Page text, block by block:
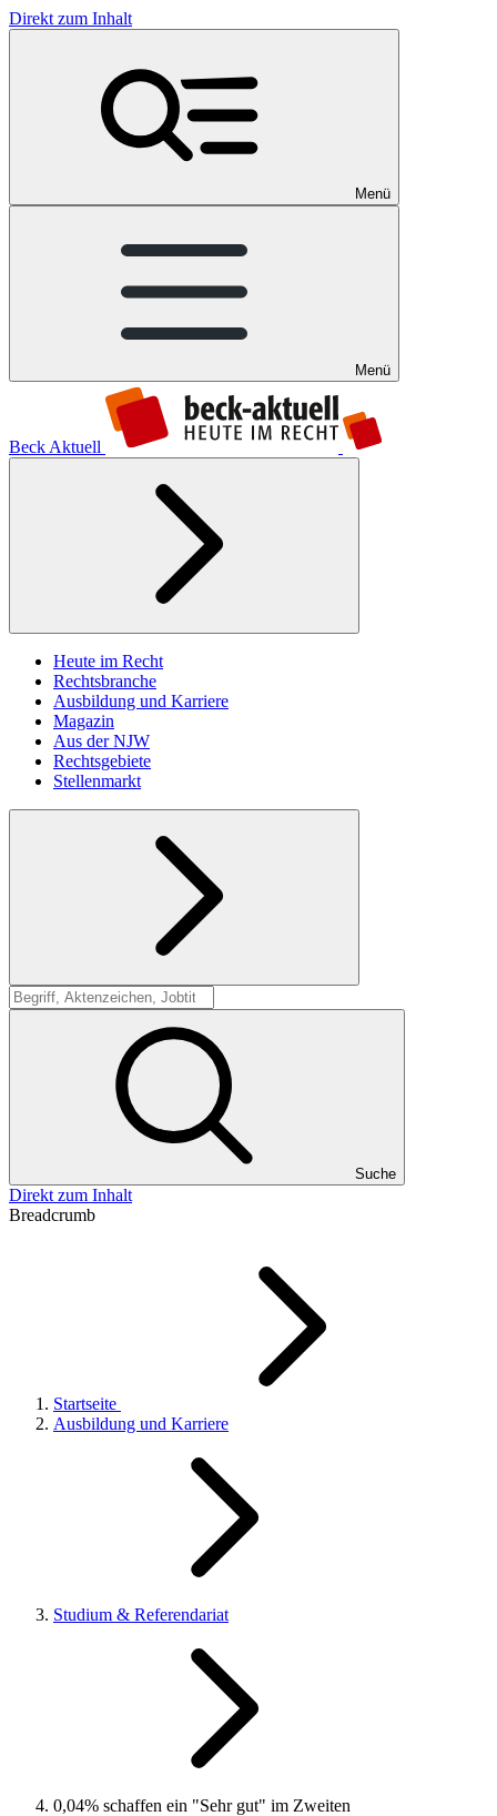
Direkt zum Inhalt
Menü
Menü
Beck Aktuell
Heute im Recht
Rechtsbranche
Ausbildung und Karriere
Magazin
Aus der NJW
Rechtsgebiete
Stellenmarkt
Suche
Suche
Direkt zum Inhalt
Breadcrumb
Startseite
Ausbildung und Karriere
Studium & Referendariat
0,04% schaffen ein "Sehr gut" im Zweiten